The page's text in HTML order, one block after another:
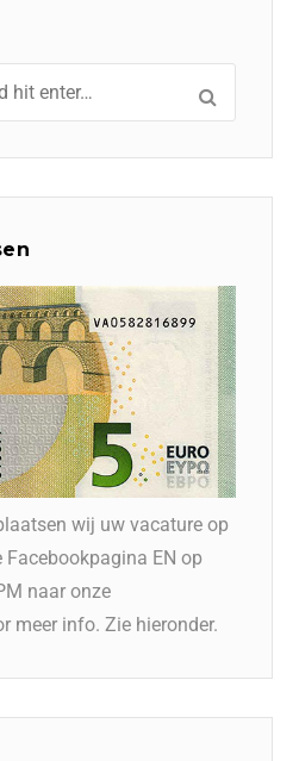
wij uw vacature op
Facebookpagina EN op
naar onze
meer info. Zie hieronder.